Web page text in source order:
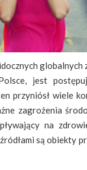
globalnych
jest
przyniósł wiele
zagrożenia
na
są obiekty